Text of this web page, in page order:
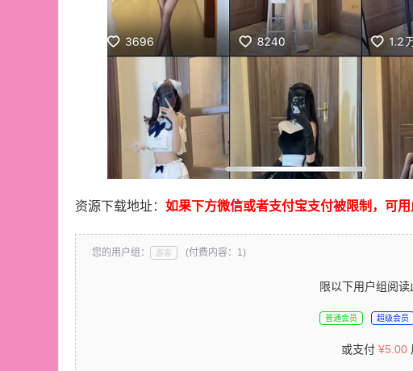
资源下载地址： 如果下方微信或者支付宝支付被限制，可
您的用户组： 游客 (付费内容：1)
限以下用户组阅
普通会员 超级会员
或支付 ¥5.00